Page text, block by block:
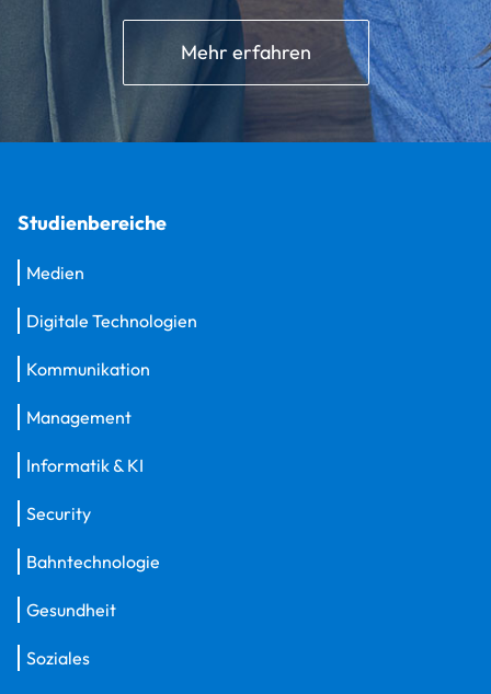
Mehr erfahren
Studienbereiche
Medien
Digitale Technologien
Kommunikation
Management
Informatik & KI
Security
Bahntechnologie
Gesundheit
Soziales